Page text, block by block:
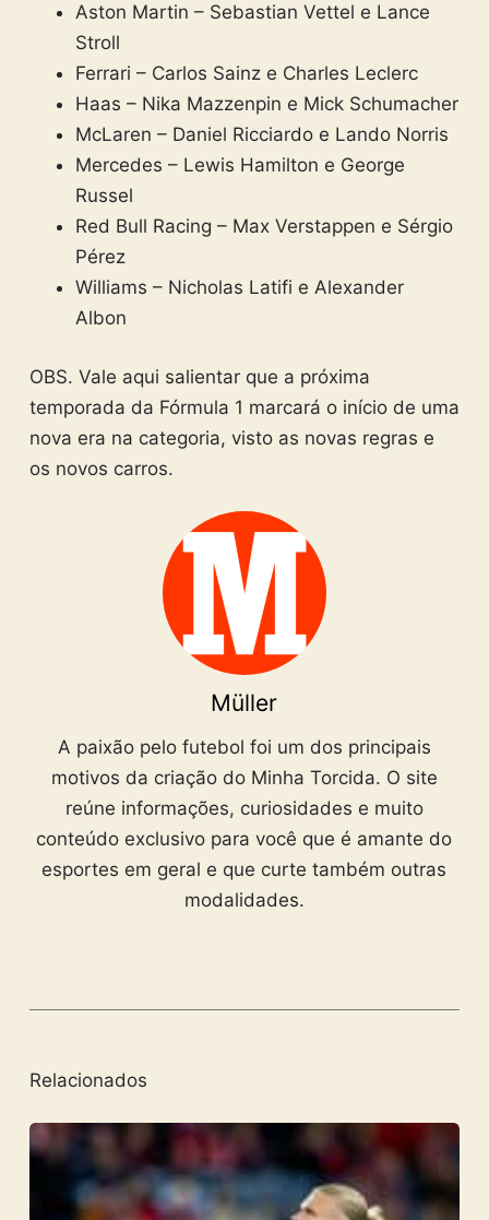
Aston Martin – Sebastian Vettel e Lance
Stroll
Ferrari – Carlos Sainz e Charles Leclerc
Haas – Nika Mazzenpin e Mick Schumacher
McLaren – Daniel Ricciardo e Lando Norris
Mercedes – Lewis Hamilton e George
Russel
Red Bull Racing – Max Verstappen e Sérgio
Pérez
Williams – Nicholas Latifi e Alexander
Albon
OBS. Vale aqui salientar que a próxima
temporada da Fórmula 1 marcará o início de uma
nova era na categoria, visto as novas regras e
os novos carros.
Müller
A paixão pelo futebol foi um dos principais
motivos da criação do Minha Torcida. O site
reúne informações, curiosidades e muito
conteúdo exclusivo para você que é amante do
esportes em geral e que curte também outras
modalidades.
Relacionados